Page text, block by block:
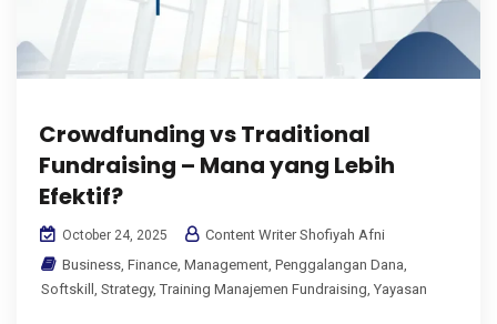
Crowdfunding vs Traditional
Fundraising – Mana yang Lebih
Efektif?
October 24, 2025
Content Writer Shofiyah Afni
Business, Finance, Management, Penggalangan Dana,
Softskill , Strategy, Training Manajemen Fundraising, Yayasan